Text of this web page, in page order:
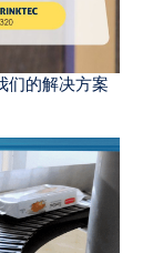
的解决方案